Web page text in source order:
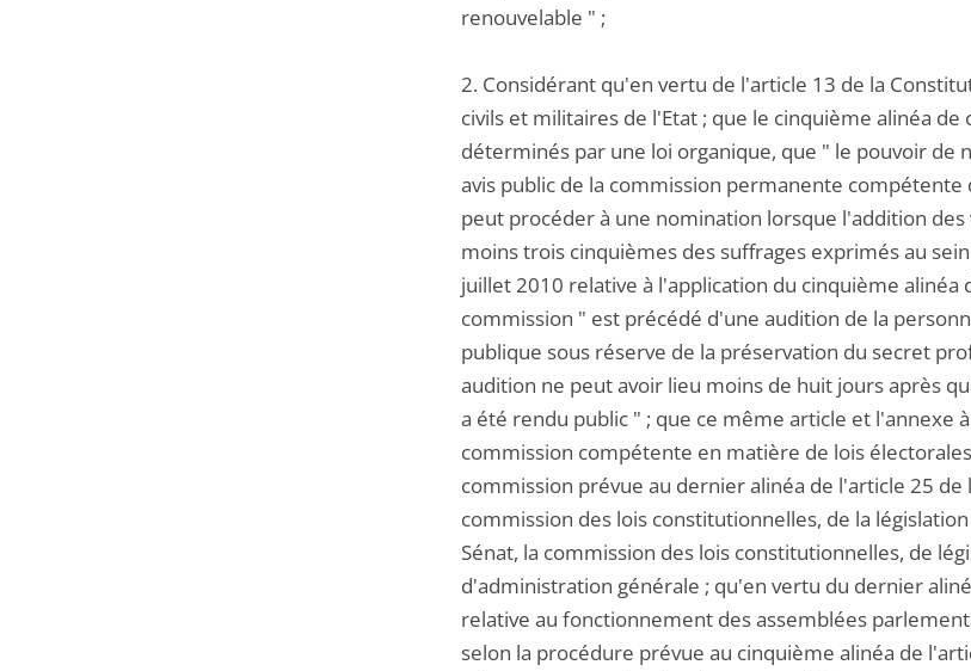
renouvelable " ;
2. Considérant qu'en vertu de l'article 13 de la
civils et militaires de l'Etat ; que le cinquième alinéa
déterminés par une loi organique, que " le pouvoir de
avis public de la commission permanente
peut procéder à une nomination lorsque l'addition
moins trois cinquièmes des suffrages exprimés au
juillet 2010 relative à l'application du cinquième
commission " est précédé d'une audition de la
publique sous réserve de la préservation du secret
audition ne peut avoir lieu moins de huit jours après
a été rendu public " ; que ce même article et l'annexe
commission compétente en matière de lois
commission prévue au dernier alinéa de l'article 25
commission des lois constitutionnelles, de la
Sénat, la commission des lois constitutionnelles, de
d'administration générale ; qu'en vertu du dernier
relative au fonctionnement des assemblées
selon la procédure prévue au cinquième alinéa de